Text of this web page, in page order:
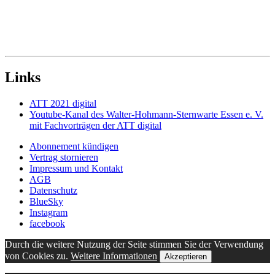
Links
ATT 2021 digital
Youtube-Kanal des Walter-Hohmann-Sternwarte Essen e. V.
mit Fachvorträgen der ATT digital
Abonnement kündigen
Vertrag stornieren
Impressum und Kontakt
AGB
Datenschutz
BlueSky
Instagram
facebook
Durch die weitere Nutzung der Seite stimmen Sie der Verwendung
von Cookies zu. Weitere Informationen Akzeptieren